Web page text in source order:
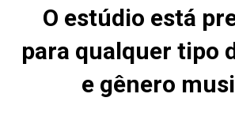
O estúdio está
para qualquer tipo
e gênero